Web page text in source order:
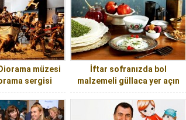
müzesi
sergisi
İftar sofranızda bol
malzemeli güllaca yer açın